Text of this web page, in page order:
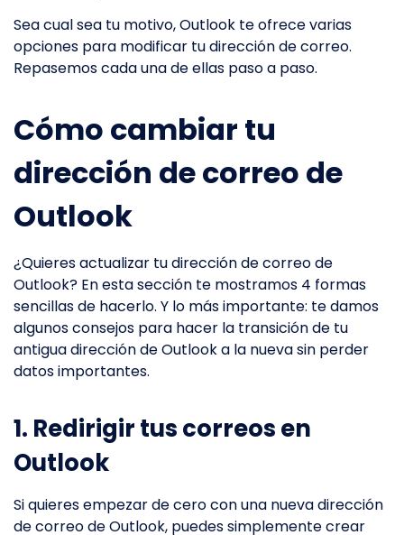
Sea cual sea tu motivo, Outlook te ofrece varias
opciones para modificar tu dirección de correo.
Repasemos cada una de ellas paso a paso.
Cómo cambiar tu
dirección de correo de
Outlook
¿Quieres actualizar tu dirección de correo de
Outlook? En esta sección te mostramos 4 formas
sencillas de hacerlo. Y lo más importante: te damos
algunos consejos para hacer la transición de tu
antigua dirección de Outlook a la nueva sin perder
datos importantes.
1. Redirigir tus correos en
Outlook
Si quieres empezar de cero con una nueva dirección
de correo de Outlook, puedes simplemente crear